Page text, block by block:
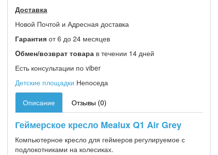
Доставка
Новой Почтой и Адресная доставка
Гарантия от 6 до 24 месяцев
Oбмен/возврат товара в течении 14 дней
Есть консультации по viber
Детские площадки Непоседа
Описание Отзывы (0)
Геймерское кресло Mealux Q1 Air Grey
Компьютерное кресло для геймеров регулируемое с
подлокотниками на колесиках.